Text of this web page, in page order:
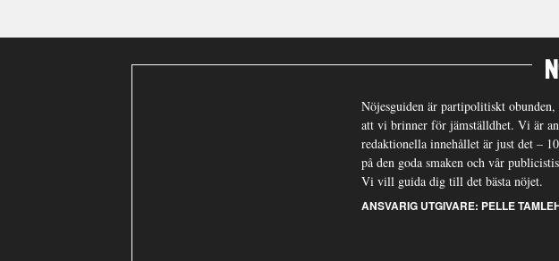
Nöjesguiden är partipolitiskt
att vi brinner för jämställdhet. Vi är
redaktionella innehållet är just det –
på den goda smaken och vår
Vi vill guida dig till det bästa nöjet.
ANSVARIG UTGIVARE: PELLE